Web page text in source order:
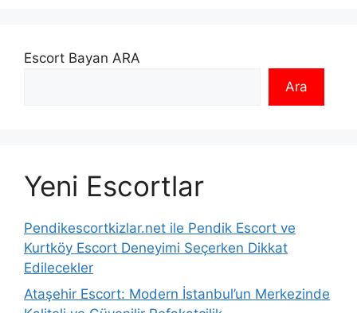
Escort Bayan ARA
Ara
Yeni Escortlar
Pendikescortkizlar.net ile Pendik Escort ve
Kurtköy Escort Deneyimi Seçerken Dikkat
Edilecekler
Ataşehir Escort: Modern İstanbul’un Merkezinde